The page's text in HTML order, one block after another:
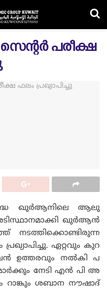
പരീക്ഷ
ഖുർആനിലെ ആലു
ഖുർആൻ
നടത്തിക്കൊണ്ടിരുന്ന
ഏറ്റവും കുറ
ഉത്തരവും നൽകി പ
നേടി എൻ പി അ
റാങ്കും ശബാന നൗഷാദ്